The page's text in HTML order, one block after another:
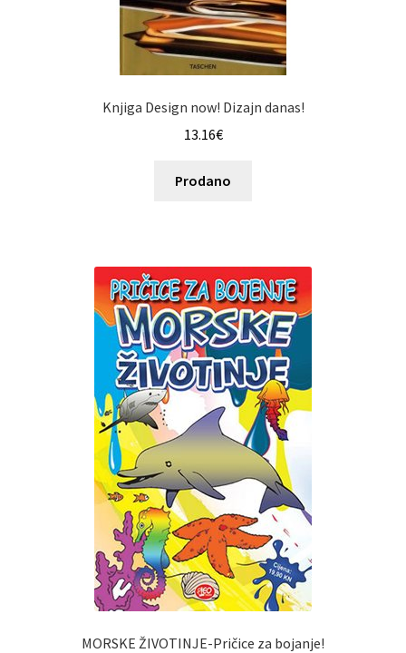
Knjiga Design now! Dizajn danas!
13.16€
Prodano
MORSKE ŽIVOTINJE-Pričice za bojanje!